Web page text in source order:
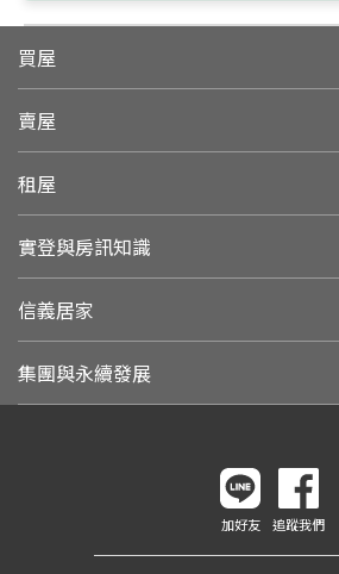
買屋
賣屋
租屋
實登與房訊知識
信義居家
集團與永續發展
加好友 追蹤我們